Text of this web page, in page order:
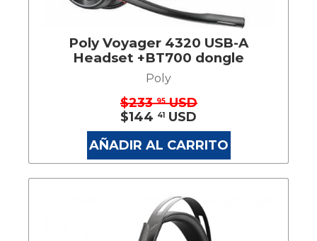
Poly Voyager 4320 USB-A
Headset +BT700 dongle
Poly
$23395USD
$144 41 USD
AÑADIR AL CARRITO